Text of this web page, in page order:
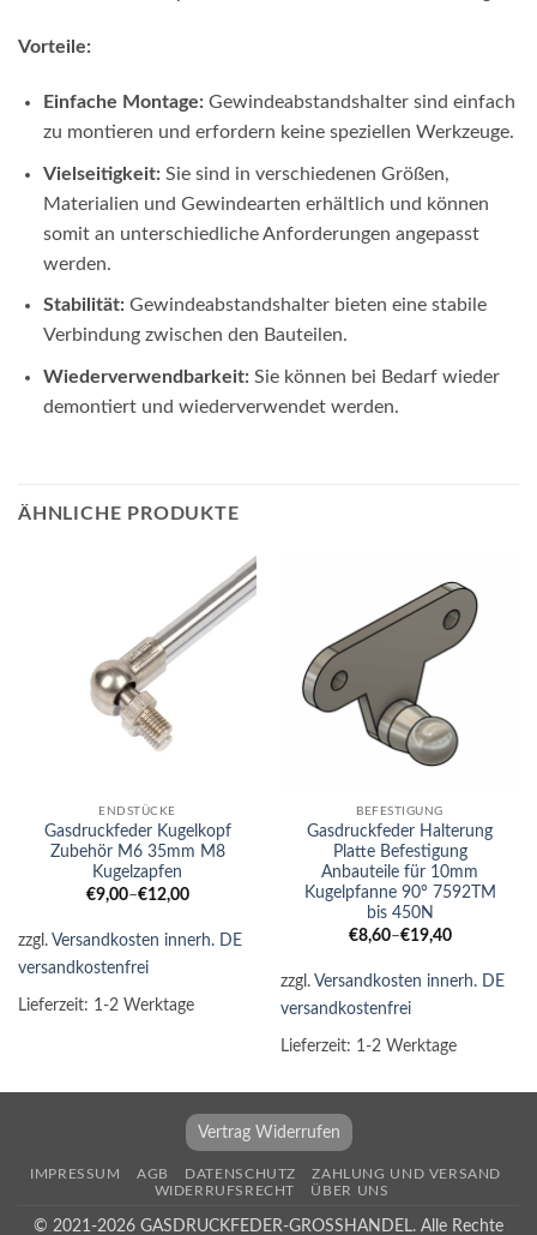
Vorteile:
Einfache Montage:Gewindeabstandshalter sind einfach
zu montieren und erfordern keine speziellen Werkzeuge.
Vielseitigkeit:Sie sind in verschiedenen Größen,
Materialien und Gewindearten erhältlich und können
somit an unterschiedliche Anforderungen angepasst
werden.
Stabilität:Gewindeabstandshalter bieten eine stabile
Verbindung zwischen den Bauteilen.
Wiederverwendbarkeit:Sie können bei Bedarf wieder
demontiert und wiederverwendet werden.
ÄHNLICHE PRODUKTE
ENDSTÜCKE
Gasdruckfeder Kugelkopf
Zubehör M6 35mm M8
Kugelzapfen
€9,00–€12,00
zzgl. Versandkosten innerh. DE
versandkostenfrei
Lieferzeit: 1-2 Werktage
BEFESTIGUNG
Gasdruckfeder Halterung
Platte Befestigung
Anbauteile für 10mm
Kugelpfanne 90° 7592TM
bis 450N
€8,60–€19,40
zzgl. Versandkosten innerh. DE
versandkostenfrei
Lieferzeit: 1-2 Werktage
Vertrag Widerrufen
IMPRESSUM AGB DATENSCHUTZ
ZAHLUNG UND VERSAND
WIDERRUFSRECHT
ÜBER UNS
© 2021-2026 GASDRUCKFEDER-GROSSHANDEL. Alle Rechte